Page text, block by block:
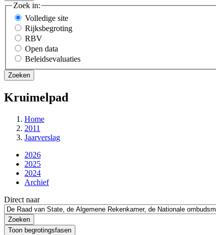
Zoek in:
Volledige site
Rijksbegroting
RBV
Open data
Beleidsevaluaties
Kruimelpad
Home
2011
Jaarverslag
2026
2025
2024
Archief
Direct naar
Toon begrotingsfasen